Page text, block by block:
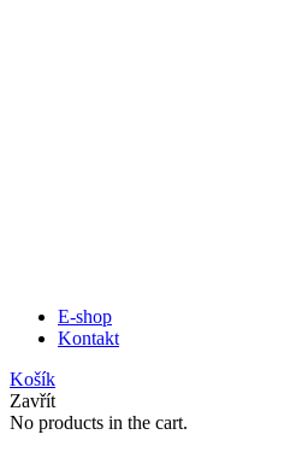
E-shop
Kontakt
Košík
Zavřít
No products in the cart.